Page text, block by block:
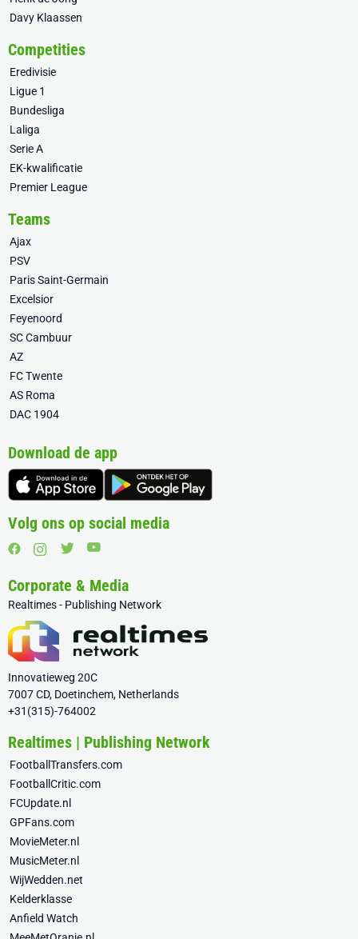
Davy Klaassen
Competities
Eredivisie
Ligue 1
Bundesliga
Laliga
Serie A
EK-kwalificatie
Premier League
Teams
Ajax
PSV
Paris Saint-Germain
Excelsior
Feyenoord
SC Cambuur
AZ
FC Twente
AS Roma
DAC 1904
Download de app
Volg ons op social media
Corporate & Media
Realtimes - Publishing Network
Innovatieweg 20C
7007 CD, Doetinchem, Netherlands
+31(315)-764002
Realtimes | Publishing Network
FootballTransfers.com
FootballCritic.com
FCUpdate.nl
GPFans.com
MovieMeter.nl
MusicMeter.nl
WijWedden.net
Kelderklasse
Anfield Watch